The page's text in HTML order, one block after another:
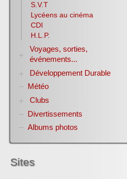
S.V.T
Lycéens au cinéma
CDI
H.L.P.
Voyages, sorties,
événements...
Année 1998-2007
Année 2007-2008
Année 2009-2010
Année 2010-2011
Année 2011-2012
Année 2012-2013
Année 2013-2014
Année 2016-2017
Développement Durable
Biodiversité
Club bien-être et biodiversité
Conférences organisées
Alain
Copenhague 2009
Météo
Clubs
Club ZETETIQUE
Divertissements
Albums photos
Sites